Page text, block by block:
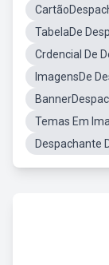
TabelaDe
Crdencial De
ImagensDe
Temas Em
Despachante